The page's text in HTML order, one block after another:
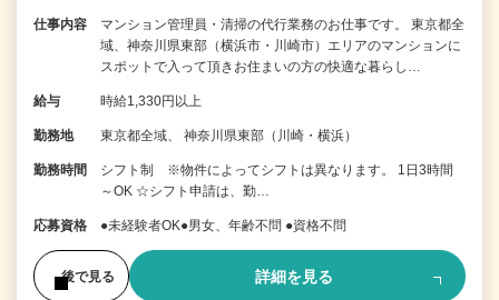
仕事内容
マンション管理員・清掃の代行業務のお仕事です。 東京都全
域、神奈川県東部（横浜市・川崎市）エリアのマンションに
スポットで入って頂きお住まいの方の快適な暮らし…
給与 時給1,330円以上
勤務地 東京都全域、 神奈川県東部（川崎・横浜）
勤務時間
シフト制 ※物件によってシフトは異なります。 1日3時間
～OK ☆シフト申請は、勤…
応募資格 ●未経験者OK●男女、年齢不問 ●資格不問
後で見る 詳細を見る